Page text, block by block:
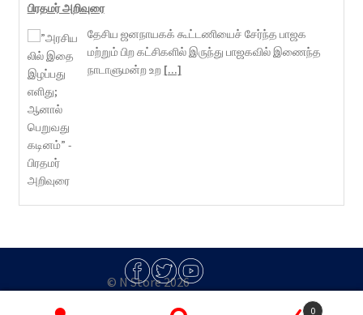
பிரதமர் அறிவுரை
தேசிய ஜனநாயகக் கூட்டணியைச் சேர்ந்த பாஜக
மற்றும் பிற கட்சிகளில் இருந்து பாஜகவில் இணைந்த
நாடாளுமன்ற உற [...]
© N Store 2026
Built with Storefront & WooCommerce
0